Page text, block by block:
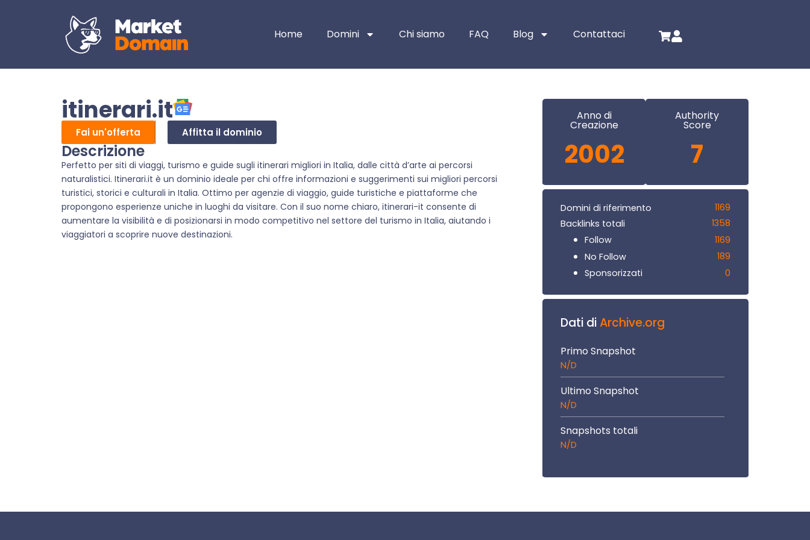
Home Domini Chi siamo FAQ Blog Contattaci
itinerari.it
Fai un'offerta Affitta il dominio
Descrizione
Perfetto per siti di viaggi, turismo e guide sugli itinerari migliori in Italia, dalle città d’arte ai percorsi
naturalistici. Itinerari.it è un dominio ideale per chi offre informazioni e suggerimenti sui migliori percorsi
turistici, storici e culturali in Italia. Ottimo per agenzie di viaggio, guide turistiche e piattaforme che
propongono esperienze uniche in luoghi da visitare. Con il suo nome chiaro, itinerari-it consente di
aumentare la visibilità e di posizionarsi in modo competitivo nel settore del turismo in Italia, aiutando i
viaggiatori a scoprire nuove destinazioni.
Anno di
Creazione
2002
Authority
Score
7
Domini di riferimento
1169
Backlinks totali
1358
Follow
1169
No Follow
189
Sponsorizzati
0
Dati diArchive.org
Primo Snapshot
N/D
Ultimo Snapshot
N/D
Snapshots totali
N/D